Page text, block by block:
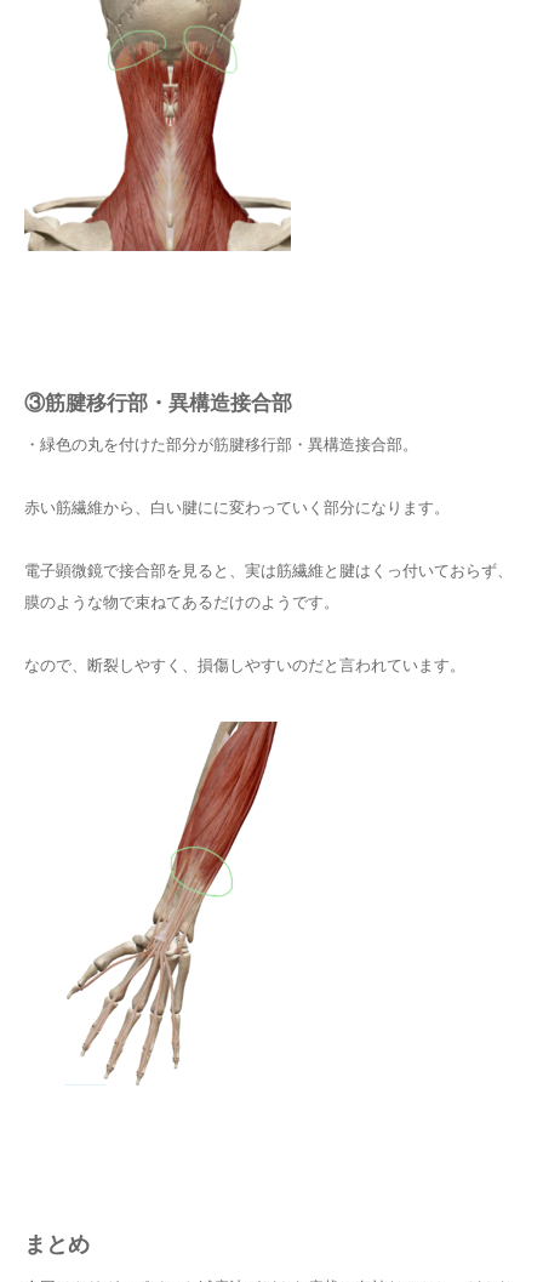
③筋腱移行部・異構造接合部
・緑色の丸を付けた部分が筋腱移行部・異構造接合部。
赤い筋繊維から、白い腱にに変わっていく部分になります。
電子顕微鏡で接合部を見ると、実は筋繊維と腱はくっ付いておらず、
膜のような物で束ねてあるだけのようです。
なので、断裂しやすく、損傷しやすいのだと言われています。
まとめ